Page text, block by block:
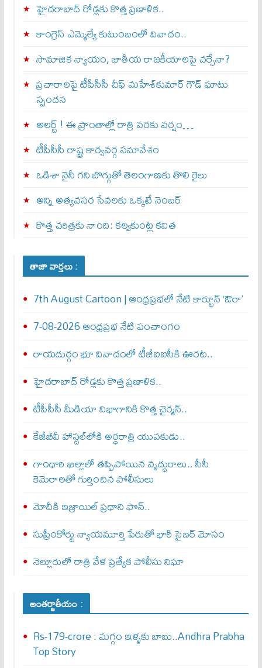
హైదరాబాద్ రోడ్లకు కొత్త ప్రణాళిక..
కాంగ్రెస్ ఎమ్మెల్యే కుటుంబంలో వివాదం..
సామాజిక న్యాయం, జాతీయ రాజకీయాలపై చర్చేనా?
ప్రచారాలపై టీపీసీసీ చీఫ్ మహేశ్‌కుమార్ గౌడ్ ఘాటు
స్పందన
అల‌ర్ట్ ! ఈ ప్రాంతాల్లో రాత్రి వరకు వర్షం…
టీపీసీసీ రాష్ట్ర కార్యవర్గ సమావేశం
ఒడిశా నైనీ గని బొగ్గుతో తెలంగాణకు తొలి రైలు
అన్ని అత్యవసర సేవలకు ఒక్క‌టే నెంబ‌ర్‌
కొత్త చరిత్రకు నాంది: క‌ల్వ‌కుంట్ల కవిత
తాజా వార్తలు :
7th August Cartoon | ఆంధ్రప్రభలో నేటి కార్టూన్ ‘ఔరా’
7-08-2026 ఆంధ్రప్రభ నేటి పంచాంగం
రాయదుర్గం భూ వివాదంలో టీజీఐఐసీకి ఊరట..
హైదరాబాద్ రోడ్లకు కొత్త ప్రణాళిక..
టీపీసీసీ మీడియా విభాగానికి కొత్త చైర్మన్..
కేజీబీవీ హాస్టల్‌లోకి అర్ధరాత్రి యువకుడు..
గాంధారి ఖిల్లాలో తప్పిపోయిన వృద్ధురాలు.. సీసీ
కెమెరాలతో గుర్తించిన పోలీసులు
మోదీకి ఇజ్రాయిల్ ప్ర‌ధాని ఫొన్..
సుప్రీంకోర్టు న్యాయమూర్తి పేరుతో భారీ సైబర్ మోసం
నెల్లూరులో రాత్రి వేళ ప్రత్యేక పోలీసు నిఘా
అంతర్జాతీయం :
Rs-179-crore : మ‌గ్గం ఇళ్ళ‌కు బాబు..Andhra Prabha
Top Story